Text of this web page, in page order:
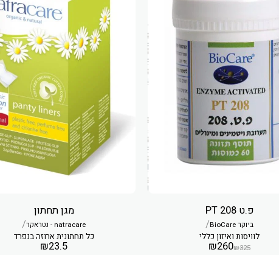
פ.ט 208 PT
ביוקר BioCare /
לוויסות ואיזון כללי
₪325
₪260
מגן תחתון
natracare - נטראקר /
כל תחתונית ארוזה בנפרד
₪23.5